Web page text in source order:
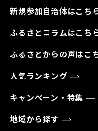
新規参加自治体はこち
ふるさとコラムはこち
ふるさとからの声はこ
人気ランキング
キャンペーン・特集
地域から探す